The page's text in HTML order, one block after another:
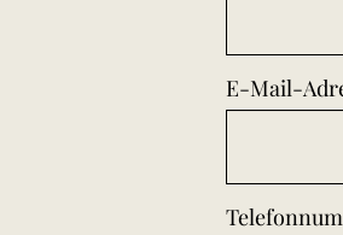
E-Mail-